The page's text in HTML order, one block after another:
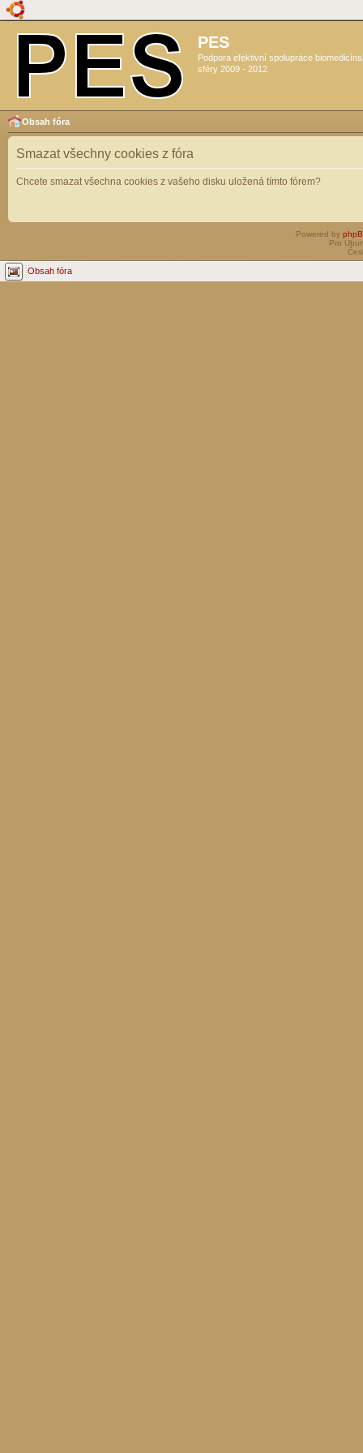
PES
Podpora efektivní spolupráce
sféry 2009 - 2012
Obsah fóra
Smazat všechny cookies z fóra
Chcete smazat všechna cookies z vašeho disku uložená tímto fórem?
Powered by
Pro
Obsah fóra